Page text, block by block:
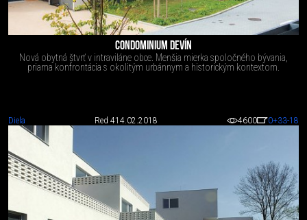
CONDOMINIUM DEVÍN
Nová obytná štvrť v intraviláne obce. Menšia mierka spoločného bývania,
priama konfrontácia s okolitým urbánnym a historickým kontextom.
Diela Red 414.02.2018 4600 0+33-18